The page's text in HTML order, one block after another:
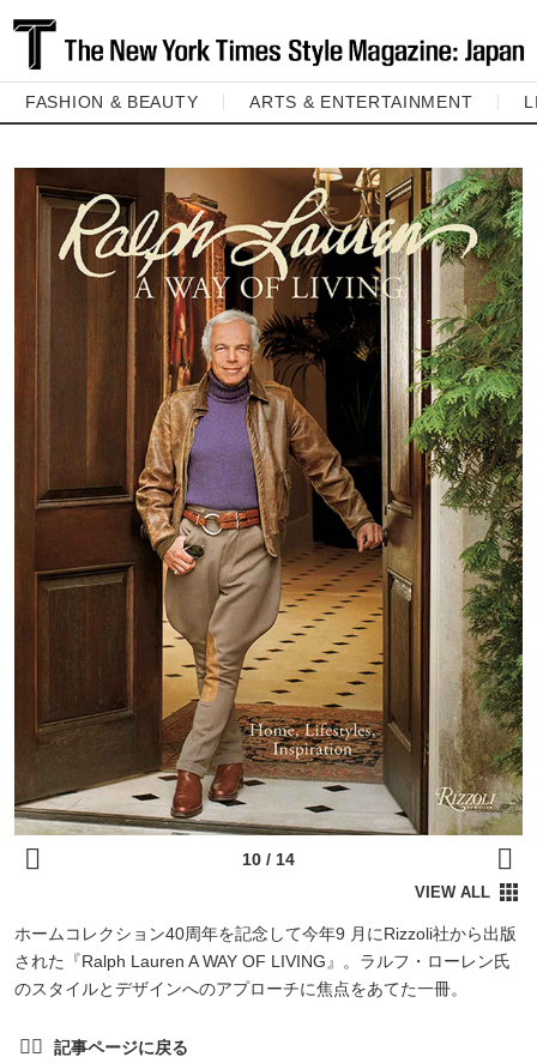
FASHION & BEAUTY ARTS & ENTERTAINMENT
ホームコレクション40周年を記念して今年9 月にRizzoli社から出版
された『Ralph Lauren A WAY OF LIVING』。ラルフ・ローレン氏
のスタイルとデザインへのアプローチに焦点をあてた一冊。